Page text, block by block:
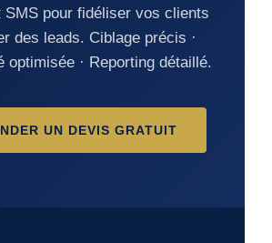
SMS pour fidéliser vos clients
des leads. Ciblage précis ·
optimisée · Reporting détaillé.
UN DEVIS GRATUIT